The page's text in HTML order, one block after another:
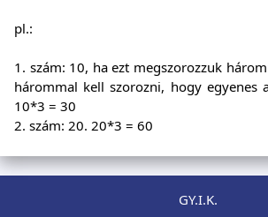
pl.:
1. szám: 10, ha ezt megszorozzuk
hárommal kell szorozni, hogy egyenes
10*3 = 30
2. szám: 20. 20*3 = 60
GY.I.K.